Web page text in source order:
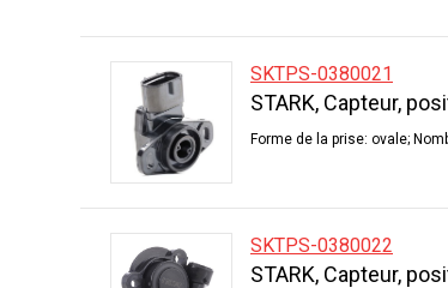
SKTPS-0380021
STARK, Capteur,
Forme de la prise: ovale;
SKTPS-0380022
STARK, Capteur,